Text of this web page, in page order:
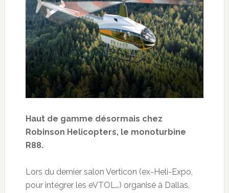
Haut de gamme désormais chez
Robinson Helicopters, le monoturbine
R88.
Lors du dernier salon Verticon (ex-Heli-Expo,
pour intégrer les eVTOL…) organisé à Dallas,